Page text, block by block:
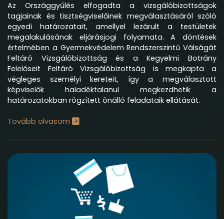
Az Országgyűlés elfogadta a vizsgálóbizottságok
tagjainak és tisztségviselőinek megválasztásáról szóló
egyedi határozatait, amellyel lezárult a testületek
megalakulásának eljárásjogi folyamata. A döntések
értelmében a Gyermekvédelem Rendszerszintű Válságát
Feltáró Vizsgálóbizottság és a Kegyelmi Botrány
Felelőseit Feltáró Vizsgálóbizottság is megkapta a
végleges személyi kereteit, így a megválasztott
képviselők haladéktalanul megkezdhetik a
határozatokban rögzített önálló feladataik ellátását.
Tovább olvasom